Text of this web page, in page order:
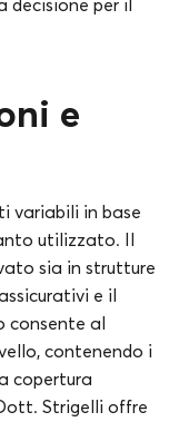
decisione per il
e
variabili in base
utilizzato. Il
sia in strutture
e il
consente al
contenendo i
copertura
Strigelli offre